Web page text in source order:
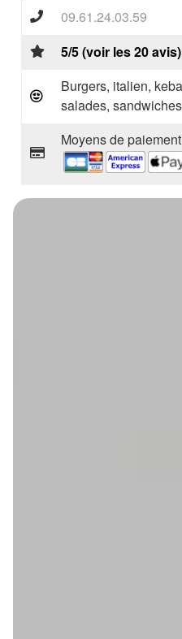
09.61.24.03.59
5/5 (voir les 20 avis)
Burgers, italien,
salades,
Moyens de